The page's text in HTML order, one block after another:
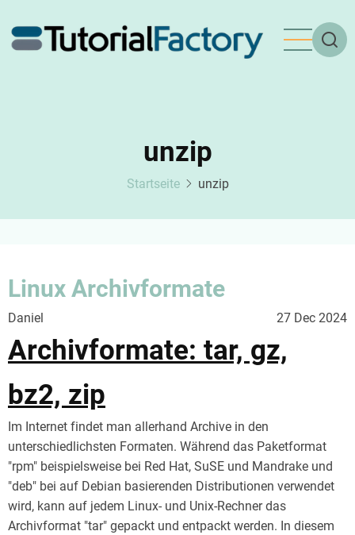
zum
Inhalt
unzip
Startseite unzip
Linux Archivformate
Daniel 27 Dec 2024
Archivformate: tar, gz,
bz2, zip
Im Internet findet man allerhand Archive in den
unterschiedlichsten Formaten. Während das Paketformat
"rpm" beispielsweise bei Red Hat, SuSE und Mandrake und
"deb" bei auf Debian basierenden Distributionen verwendet
wird, kann auf jedem Linux- und Unix-Rechner das
Archivformat "tar" gepackt und entpackt werden. In diesem